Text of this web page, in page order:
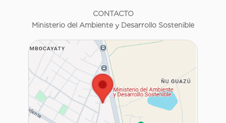
CONTACTO
Ministerio del Ambiente y Desarrollo Sostenible